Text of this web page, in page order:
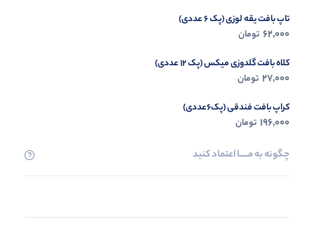
تاپ بافت یقه لوزی (پک 6 عددی)
62,000 تومان
کلاه بافت گلدوزی میکس (پک 12 عددی)
27,000 تومان
کراپ بافت فندقی (پک6عددی)
196,000 تومان
چگونه به مــــــا اعتماد کنید